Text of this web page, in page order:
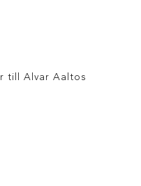
till Alvar Aaltos